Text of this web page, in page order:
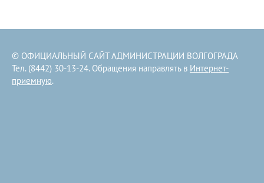
© ОФИЦИАЛЬНЫЙ САЙТ АДМИНИСТРАЦИИ ВОЛГОГРАДА
Тел. (8442) 30-13-24. Обращения направлять в Интернет-
приемную.